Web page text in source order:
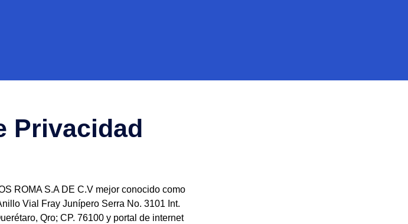
Privacidad
ROMA S.A DE C.V mejor conocido como
Vial Fray Junípero Serra No. 3101 Int.
Qro; CP. 76100 y portal de internet